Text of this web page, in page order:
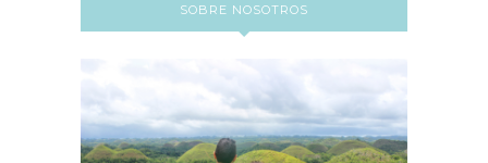
SOBRE NOSOTROS